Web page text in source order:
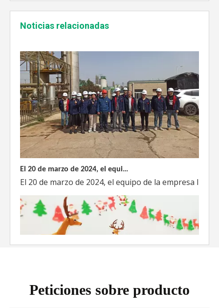
Noticias relacionadas
El 20 de marzo de 2024, el equipo de la empresa
Peticiones sobre producto